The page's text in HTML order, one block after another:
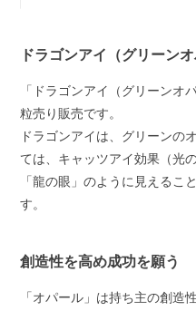
ドラゴンアイ（グリーンオ
「ドラゴンアイ（グリーンオ
粒売り販売です。
ドラゴンアイは、グリーンの
ては、キャッツアイ効果（光
「龍の眼」のように見えるこ
す。
創造性を高め成功を願う
「オパール」は持ち主の創造